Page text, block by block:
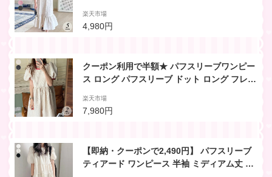
ーブ ミモレ ペプラム プルオーバー レディー
ス ゆったり 細見え 大きめ きれいめ ふくれジ
楽天市場
4,980円
クーポン利用で半額★ パフスリーブワンピー
ス ロング パフスリーブ ドット ロング フレア
ューム袖 可愛い リボン パイピンク きれいめ
上品 フェミニン ガーリー 夏 ゆったり 楽ちん
楽天市場
7,980円
【即納・クーポンで2,490円】 パフスリーブ
ティアード ワンピース 半袖 ミディアム丈 レ